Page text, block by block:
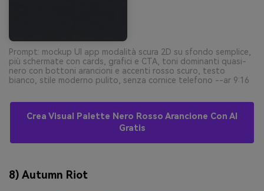
Prompt: mockup UI app modalità scura 2D su sfondo semplice,
più schermate con cards, grafici e CTA, toni dominanti quasi-
nero con bottoni arancioni e accenti rosso scuro, testo
bianco, stile moderno pulito, senza cornice telefono --ar 9:16
Crea Visual Palette Nero Rosso Arancione Con AI
Gratis
8) Autumn Riot